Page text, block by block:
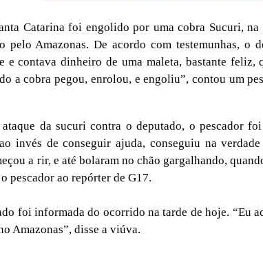
Catarina foi engolido por uma cobra Sucuri,
pelo Amazonas. De acordo com testemunhas, o
e contava dinheiro de uma maleta, bastante feliz,
a cobra pegou, enrolou, e engoliu”, contou um
da sucuri contra o deputado, o pescador
invés de conseguir ajuda, conseguiu na
a rir, e até bolaram no chão gargalhando,
pescador ao repórter de G17.
foi informada do ocorrido na tarde de hoje. “Eu
Amazonas”, disse a viúva.